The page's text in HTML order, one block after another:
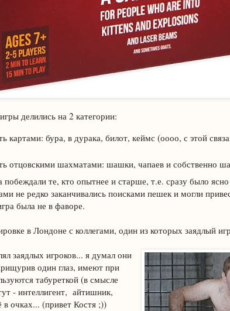
делились на 2 категории:
картами: бура, в дурака, билот, кеймс (оооо, с этой
отцовскими шахматами: шашки, чапаев и собственно
побеждали те, кто опытнее и старше, т.е. сразу было
не редко заканчивались поисками пешек и могли
была не в фаворе.
в Лондоне с коллегами, один из которых заядлый
заядлых игроков... я думал они
один глаз, имеют при
табуреткой (в смысле
- интеллигент, айтишник,
очках... (привет Костя ;))